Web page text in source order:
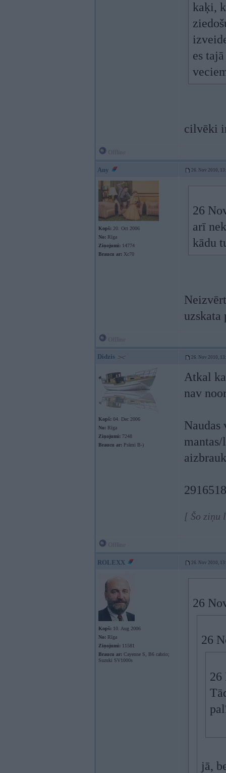
kaķi,
es
cilvēki
Any 26. Nov 2010,
Kopš: 20. Oct 2006
No: Rīga
Ziņojumi: 14774
Braucu ar: Xc70
26
arī
kādu
uzskata
Didzis 26. Nov 2010,
Kopš: 04. Dec 2006
No: Rīga
Ziņojumi: 7248
Braucu ar: Prāmi B-)
Atkal
nav
Naudas
[ Šo ziņu
ROLEXX 26. Nov 2010,
Kopš: 10. Aug 2006
No: Rīga
Ziņojumi: 11581
Braucu ar: Cayenne S, B6 cabrio;
Suzuki SV1000s
26
26
26
jā,